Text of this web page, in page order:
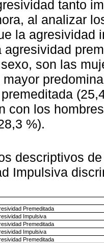
tanto
al analizar
la agresividad
agresividad
son las
mayor
con los
%).
descriptivos
Impulsiva
Premeditada
Impulsiva
Premeditada
Impulsiva
Premeditada